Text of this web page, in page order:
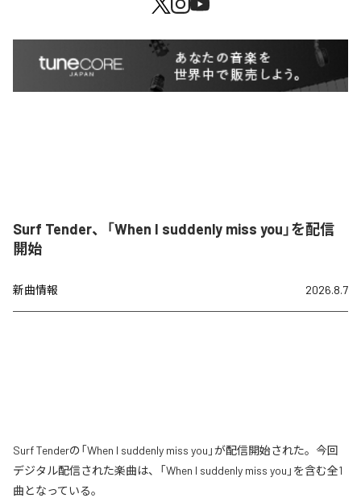
Surf Tender、「When I suddenly miss you」を配信
開始
新曲情報 2026.8.7
Surf Tenderの「When I suddenly miss you」が配信開始された。今回
デジタル配信された楽曲は、「When I suddenly miss you」を含む全1
曲となっている。